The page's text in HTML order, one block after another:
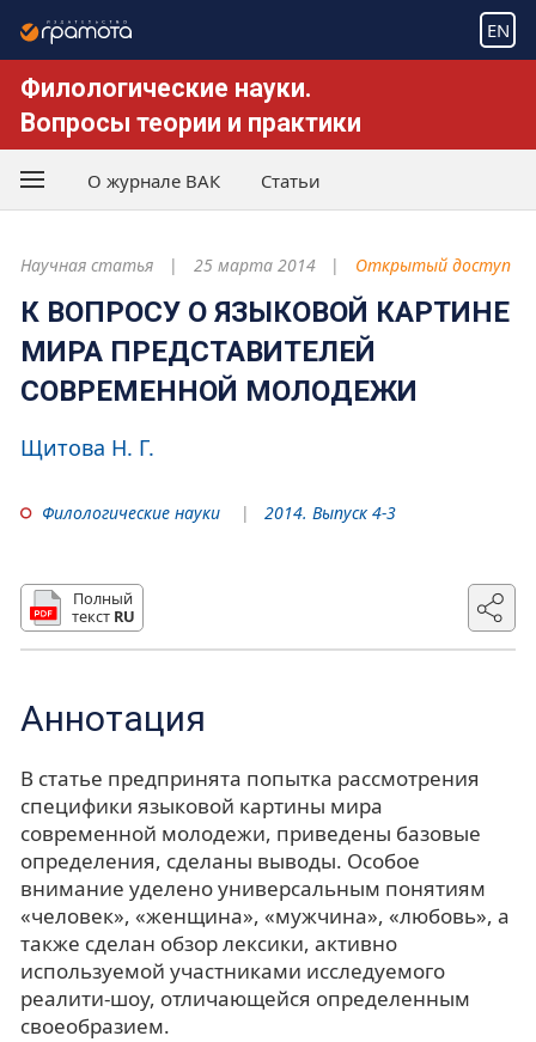
EN
Филологические науки.
Вопросы теории и практики
О журнале ВАК Статьи
Научная статья 25 марта 2014 Открытый доступ
К ВОПРОСУ О ЯЗЫКОВОЙ КАРТИНЕ
МИРА ПРЕДСТАВИТЕЛЕЙ
СОВРЕМЕННОЙ МОЛОДЕЖИ
Щитова Н. Г.
Филологические науки 2014. Выпуск 4-3
Полный
текст RU
Аннотация
В статье предпринята попытка рассмотрения
специфики языковой картины мира
современной молодежи, приведены базовые
определения, сделаны выводы. Особое
внимание уделено универсальным понятиям
«человек», «женщина», «мужчина», «любовь», а
также сделан обзор лексики, активно
используемой участниками исследуемого
реалити-шоу, отличающейся определенным
своеобразием.